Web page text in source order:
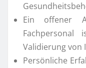
Ein offener
Validierung von
Persönliche